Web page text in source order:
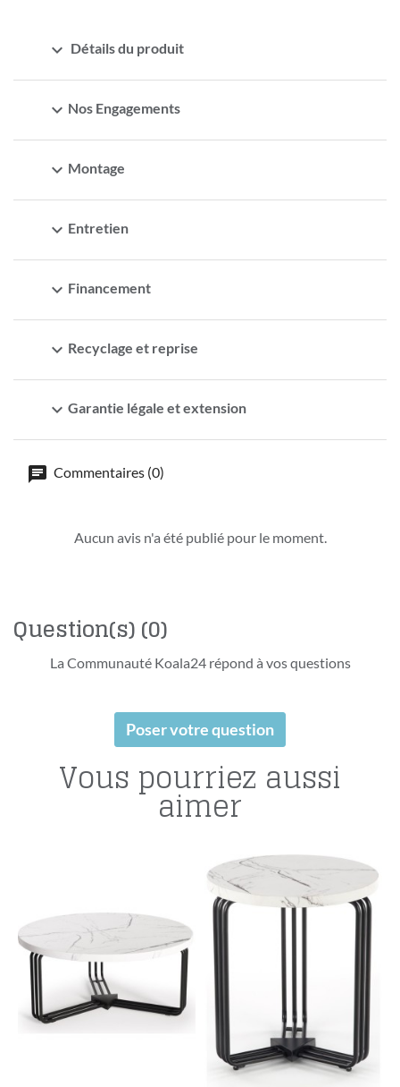
expand_more Détails du produit
expand_more Nos Engagements
expand_more Montage
expand_more Entretien
expand_more Financement
expand_more Recyclage et reprise
expand_more Garantie légale et extension
Commentaires (0)
Aucun avis n'a été publié pour le moment.
Question(s)(0)
La Communauté Koala24 répond à vos questions
Poser votre question
Vous pourriez aussi
aimer